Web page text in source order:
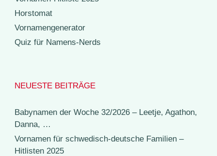
Horstomat
Vornamengenerator
Quiz für Namens-Nerds
NEUESTE BEITRÄGE
Babynamen der Woche 32/2026 – Leetje, Agathon,
Danna, …
Vornamen für schwedisch-deutsche Familien –
Hitlisten 2025